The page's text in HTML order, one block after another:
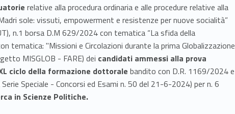
relative alla procedura ordinaria e alle procedure relative alla
sole: vissuti, empowerment e resistenze per nuove socialità”
n.1 borsa D.M 629/2024 con tematica “La sfida della
tematica: "Missioni e Circolazioni durante la prima Globalizzazione
MISGLOB - FARE) dei candidati ammessi alla prova
ciclo della formazione dottorale bandito con D.R. 1169/2024 e
Speciale - Concorsi ed Esami n. 50 del 21-6-2024) per n. 6
in Scienze Politiche.